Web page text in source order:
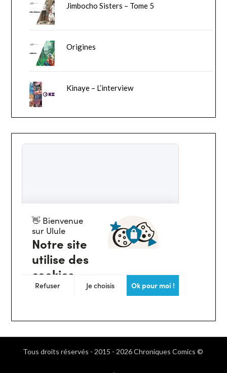
Jimbocho Sisters – Tome 5
Origines
Kinaye – L’interview
Tous droits réservés - 2015 - 2026 Chroniques Comics ©
.